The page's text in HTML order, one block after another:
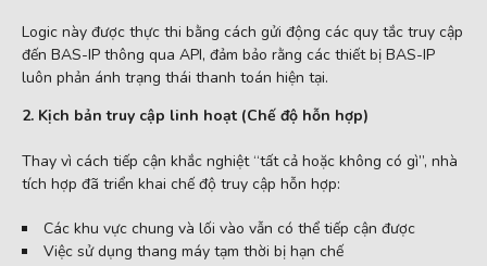
Logic này được thực thi bằng cách gửi động các quy tắc truy cập
đến BAS-IP thông qua API, đảm bảo rằng các thiết bị BAS-IP
luôn phản ánh trạng thái thanh toán hiện tại.
2. Kịch bản truy cập linh hoạt (Chế độ hỗn hợp)
Thay vì cách tiếp cận khắc nghiệt “tất cả hoặc không có gì”, nhà
tích hợp đã triển khai chế độ truy cập hỗn hợp:
Các khu vực chung và lối vào vẫn có thể tiếp cận được
Việc sử dụng thang máy tạm thời bị hạn chế